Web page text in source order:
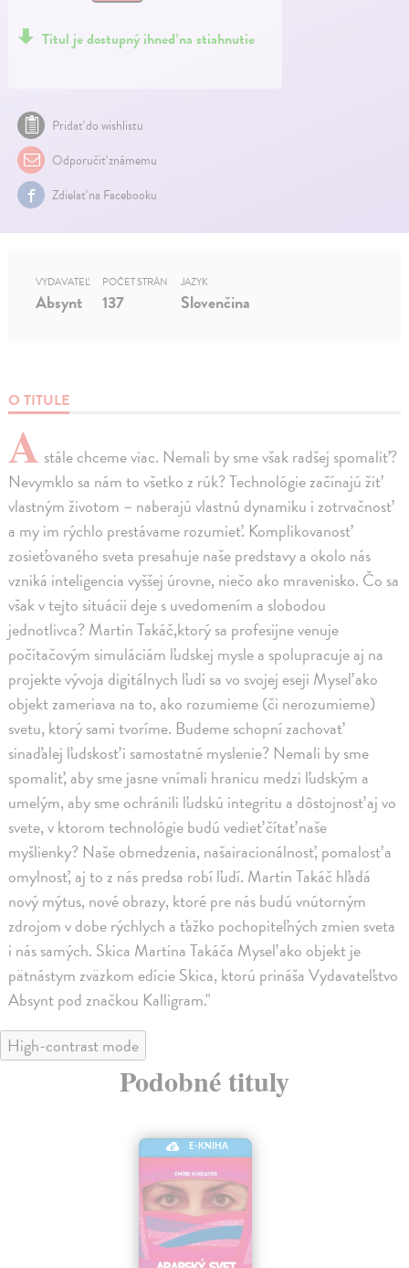
Titul je dostupný ihneď na stiahnutie
Pridať do wishlistu
Odporučiť známemu
Zdielať na Facebooku
O TITULE
A stále chceme viac. Nemali by sme však radšej spomaliť?
Nevymklo sa nám to všetko z rúk? Technológie začínajú žiť
vlastným životom – naberajú vlastnú dynamiku i zotrvačnosť
a my im rýchlo prestávame rozumieť. Komplikovanosť
zosieťovaného sveta presahuje naše predstavy a okolo nás
vzniká inteligencia vyššej úrovne, niečo ako mravenisko. Čo sa
však v tejto situácii deje s uvedomením a slobodou
jednotlivca? Martin Takáč,ktorý sa profesijne venuje
počítačovým simuláciám ľudskej mysle a spolupracuje aj na
projekte vývoja digitálnych ľudí sa vo svojej eseji Myseľ ako
objekt zameriava na to, ako rozumieme (či nerozumieme)
svetu, ktorý sami tvoríme. Budeme schopní zachovať
sinaďalej ľudskosť i samostatné myslenie? Nemali by sme
spomaliť, aby sme jasne vnímali hranicu medzi ľudským a
umelým, aby sme ochránili ľudskú integritu a dôstojnosť aj vo
svete, v ktorom technológie budú vedieť čítať naše
myšlienky? Naše obmedzenia, našairacionálnosť, pomalosť a
omylnosť, aj to z nás predsa robí ľudí. Martin Takáč hľadá
nový mýtus, nové obrazy, ktoré pre nás budú vnútorným
zdrojom v dobe rýchlych a ťažko pochopiteľných zmien sveta
i nás samých. Skica Martina Takáča Myseľ ako objekt je
pätnástym zväzkom edície Skica, ktorú prináša Vydavateľstvo
Absynt pod značkou Kalligram."
VYDAVATEĽ
Absynt
POČET STRÁN
137
JAZYK
Slovenčina
High-contrast mode
Podobné tituly
E-KNIHA